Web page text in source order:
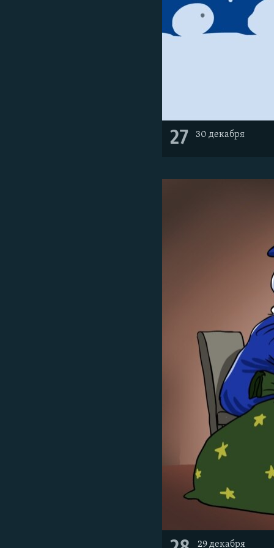
27 30 декабря
29 декабря